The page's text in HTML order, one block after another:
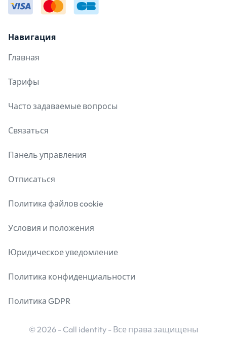
Навигация
Главная
Тарифы
Часто задаваемые вопросы
Связаться
Панель управления
Отписаться
Политика файлов cookie
Условия и положения
Юридическое уведомление
Политика конфиденциальности
Политика GDPR
© 2026 - Call identity - Все права защищены